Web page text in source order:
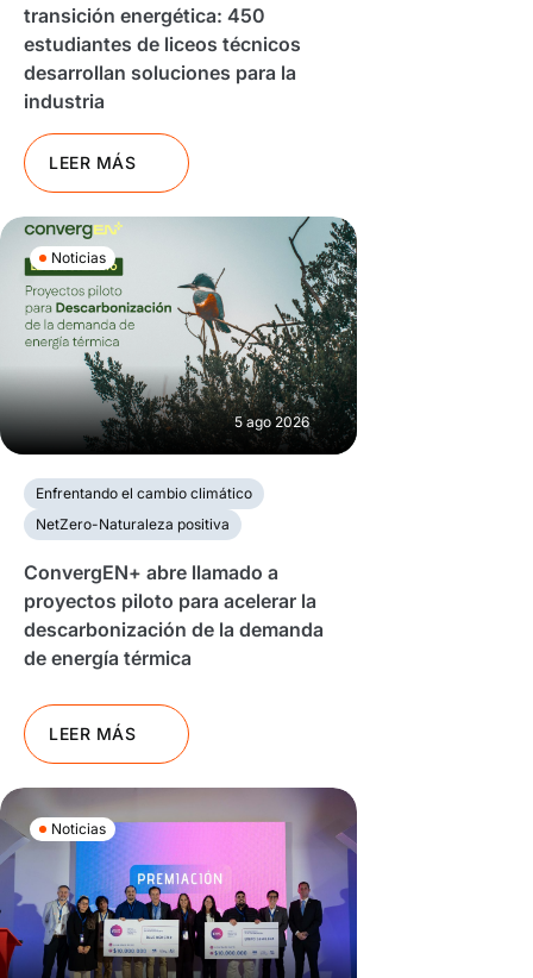
transición energética: 450
estudiantes de liceos técnicos
desarrollan soluciones para la
industria
LEER MÁS
Noticias
5 ago 2026
Enfrentando el cambio climático
NetZero-Naturaleza positiva
ConvergEN+ abre llamado a
proyectos piloto para acelerar la
descarbonización de la demanda
de energía térmica
LEER MÁS
Noticias